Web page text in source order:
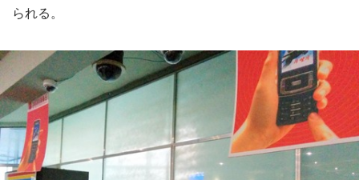
られる。